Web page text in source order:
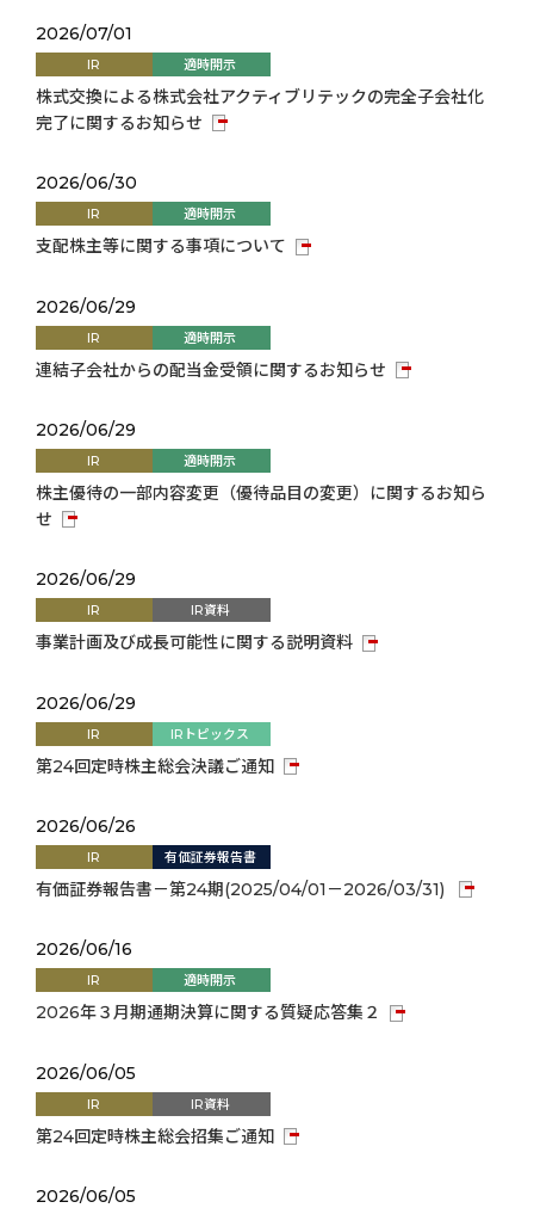
2026/07/01
IR 適時開示
株式交換による株式会社アクティブリテックの完全子会社化
完了に関するお知らせ
2026/06/30
IR 適時開示
支配株主等に関する事項について
2026/06/29
IR 適時開示
連結子会社からの配当金受領に関するお知らせ
2026/06/29
IR 適時開示
株主優待の一部内容変更（優待品目の変更）に関するお知ら
せ
2026/06/29
IR IR資料
事業計画及び成長可能性に関する説明資料
2026/06/29
IR IRトピックス
第24回定時株主総会決議ご通知
2026/06/26
IR 有価証券報告書
有価証券報告書－第24期(2025/04/01－2026/03/31)
2026/06/16
IR 適時開示
2026年３月期通期決算に関する質疑応答集２
2026/06/05
IR IR資料
第24回定時株主総会招集ご通知
2026/06/05